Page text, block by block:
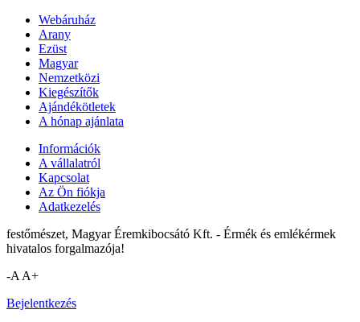
Webáruház
Arany
Ezüst
Magyar
Nemzetközi
Kiegészítők
Ajándékötletek
A hónap ajánlata
Információk
A vállalatról
Kapcsolat
Az Ön fiókja
Adatkezelés
festőmészet, Magyar Éremkibocsátó Kft. - Érmék és emlékérmek
hivatalos forgalmazója!
-A A+
Bejelentkezés